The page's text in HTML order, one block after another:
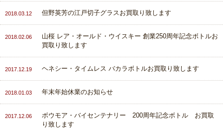
2018.03.12 但野英芳の江戸切子グラスお買取り致します
2018.02.06
山桜 レア・オールド・ウイスキー 創業250周年記念ボトルお
買取り致します
2017.12.19 ヘネシー・タイムレス バカラボトルお買取り致します
2018.01.03 年末年始休業のお知らせ
2017.12.06
ボウモア・バイセンテナリー 200周年記念ボトル お買取
り致します